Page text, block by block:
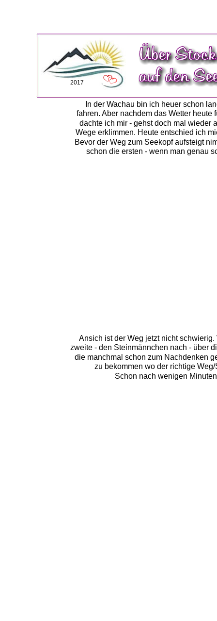
In der Wachau bin ich heuer schon
fahren. Aber nachdem das Wetter
dachte ich mir - gehst doch mal wieder
Wege erklimmen. Heute entschied ich
Bevor der Weg zum Seekopf aufsteigt
schon die ersten - wenn man genau
2017
Ansich ist der Weg jetzt nicht
zweite - den Steinmännchen nach - über
die manchmal schon zum Nachdenken
zu bekommen wo der richtige
Schon nach wenigen